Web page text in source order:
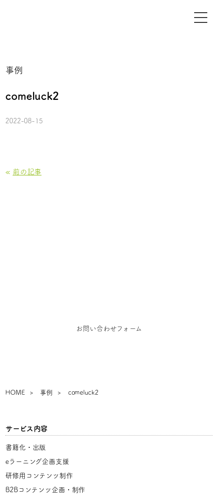
事例
comeluck2
2022-08-15
« 前の記事
お問い合わせフォーム
HOME 事例 comeluck2
サービス内容
書籍化・出版
eラーニング企画支援
研修用コンテンツ制作
B2Bコンテンツ企画・制作